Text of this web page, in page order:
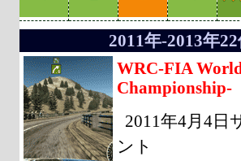
2011年-2013年
WRC-FIA
Championship-
2011年4月4日
ント